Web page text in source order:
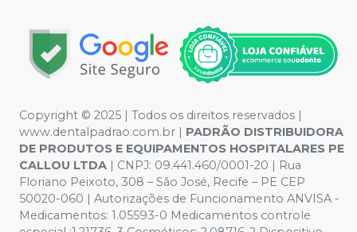
Copyright © 2025 | Todos os direitos reservados |
www.dentalpadrao.com.br | PADRÃO DISTRIBUIDORA
DE PRODUTOS E EQUIPAMENTOS HOSPITALARES PE
CALLOU LTDA | CNPJ: 09.441.460/0001-20 | Rua
Floriano Peixoto, 308 – São José, Recife – PE CEP
50020-060 | Autorizações de Funcionamento ANVISA -
Medicamentos: 1.05593-0 Medicamentos controle